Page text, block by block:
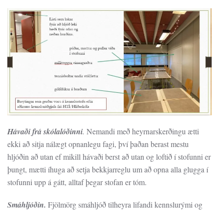
Hávaði frá skólalóðinni. Nemandi með heyrnarskerðingu ætti
ekki að sitja nálægt opnanlegu fagi, því þaðan berast mestu
hljóðin að utan ef mikill hávaði berst að utan og loftið í stofunni er
þungt, mætti íhuga að setja bekkjarreglu um að opna alla glugga í
stofunni upp á gátt, alltaf þegar stofan er tóm.
Smáhljóðin. Fjölmörg smáhljóð tilheyra lifandi kennslurými og